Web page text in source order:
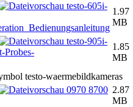
testo-605i-
1.97
MB
testo-905i-
Probes-
1.85
MB
testo-waermebildkameras
0970 8700 2.87
MB